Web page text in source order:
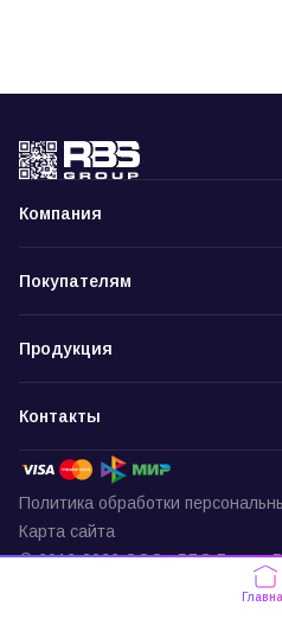
Компания
Покупателям
Продукция
Контакты
Политика обработки
Карта сайта
© 2016-2026 ООО «РБС-Групп»